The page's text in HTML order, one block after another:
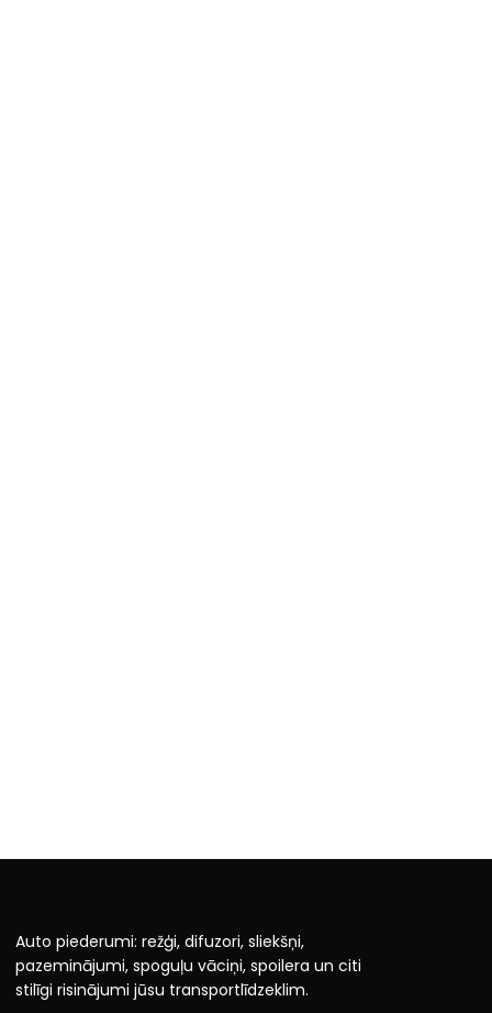
Auto piederumi: režģi, difuzori, sliekšņi,
pazeminājumi, spoguļu vāciņi, spoilera un citi
stilīgi risinājumi jūsu transportlīdzeklim.